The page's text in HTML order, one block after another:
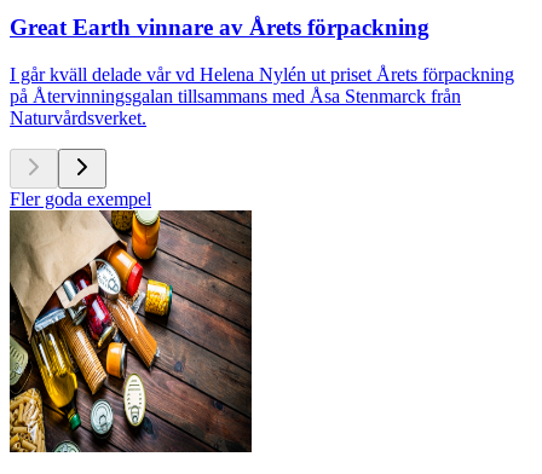
Great Earth vinnare av Årets förpackning
I går kväll delade vår vd Helena Nylén ut priset Årets förpackning
på Återvinningsgalan tillsammans med Åsa Stenmarck från
Naturvårdsverket.
Fler goda exempel